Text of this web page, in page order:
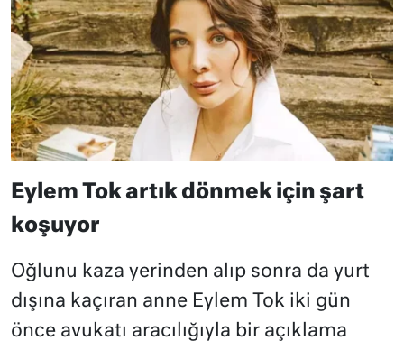
Eylem Tok artık dönmek için şart
koşuyor
Oğlunu kaza yerinden alıp sonra da yurt
dışına kaçıran anne Eylem Tok iki gün
önce avukatı aracılığıyla bir açıklama